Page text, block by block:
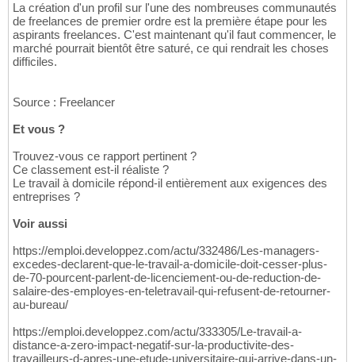
La création d'un profil sur l'une des nombreuses communautés
de freelances de premier ordre est la première étape pour les
aspirants freelances. C'est maintenant qu'il faut commencer, le
marché pourrait bientôt être saturé, ce qui rendrait les choses
difficiles.
Source : Freelancer
Et vous ?
Trouvez-vous ce rapport pertinent ?
Ce classement est-il réaliste ?
Le travail à domicile répond-il entièrement aux exigences des
entreprises ?
Voir aussi
https://emploi.developpez.com/actu/332486/Les-managers-
excedes-declarent-que-le-travail-a-domicile-doit-cesser-plus-
de-70-pourcent-parlent-de-licenciement-ou-de-reduction-de-
salaire-des-employes-en-teletravail-qui-refusent-de-retourner-
au-bureau/
https://emploi.developpez.com/actu/333305/Le-travail-a-
distance-a-zero-impact-negatif-sur-la-productivite-des-
travailleurs-d-apres-une-etude-universitaire-qui-arrive-dans-un-